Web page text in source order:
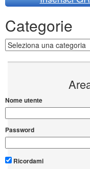
Categorie
Categorie
Nome utente
Password
Ricordami